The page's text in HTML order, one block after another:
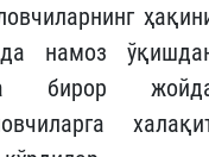
намоз
бирор